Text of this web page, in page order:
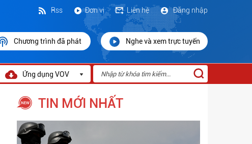
Đăng nhập
Liên hệ
Đơn vị
Rss
Chương trình đã phát Nghe và xem trực tuyến
Ứng dụng VOV
TIN MỚI NHẤT